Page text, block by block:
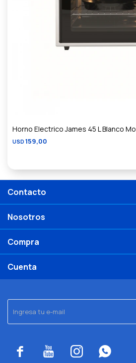
Horno Electrico James 45 L Blanco
USD 159,00
   
Contacto
Nosotros
Compra
Cuenta